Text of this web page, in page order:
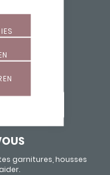
garnitures, housses